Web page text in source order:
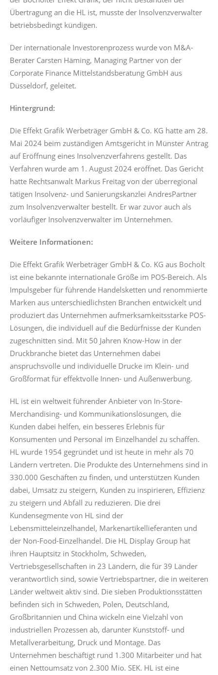
Übertragung an die HL ist, musste der Insolvenzverwalter
betriebsbedingt kündigen.
Der internationale Investorenprozess wurde von M&A-
Berater Carsten Häming, Managing Partner von der
Corporate Finance Mittelstandsberatung GmbH aus
Düsseldorf, geleitet.
Hintergrund:
Die Effekt Grafik Werbeträger GmbH & Co. KG hatte am 28.
Mai 2024 beim zuständigen Amtsgericht in Münster Antrag
auf Eröffnung eines Insolvenzverfahrens gestellt. Das
Verfahren wurde am 1. August 2024 eröffnet. Das Gericht
hatte Rechtsanwalt Markus Freitag von der überregional
tätigen Insolvenz- und Sanierungskanzlei AndresPartner
zum Insolvenzverwalter bestellt. Er war zuvor auch als
vorläufiger Insolvenzverwalter im Unternehmen.
Weitere Informationen:
Die Effekt Grafik Werbeträger GmbH & Co. KG aus Bocholt
ist eine bekannte internationale Größe im POS-Bereich. Als
Impulsgeber für führende Handelsketten und renommierte
Marken aus unterschiedlichsten Branchen entwickelt und
produziert das Unternehmen aufmerksamkeitsstarke POS-
Lösungen, die individuell auf die Bedürfnisse der Kunden
zugeschnitten sind. Mit 50 Jahren Know-How in der
Druckbranche bietet das Unternehmen dabei
anspruchsvolle und individuelle Drucke im Klein- und
Großformat für effektvolle Innen- und Außenwerbung.
HL ist ein weltweit führender Anbieter von In-Store-
Merchandising- und Kommunikationslösungen, die
Kunden dabei helfen, ein besseres Erlebnis für
Konsumenten und Personal im Einzelhandel zu schaffen.
HL wurde 1954 gegründet und ist heute in mehr als 70
Ländern vertreten. Die Produkte des Unternehmens sind in
330.000 Geschäften zu finden, und unterstützen Kunden
dabei, Umsatz zu steigern, Kunden zu inspirieren, Effizienz
zu steigern und Abfall zu reduzieren. Die drei
Kundensegmente von HL sind der
Lebensmitteleinzelhandel, Markenartikellieferanten und
der Non-Food-Einzelhandel. Die HL Display Group hat
ihren Hauptsitz in Stockholm, Schweden,
Vertriebsgesellschaften in 23 Ländern, die für 39 Länder
verantwortlich sind, sowie Vertriebspartner, die in weiteren
Länder weltweit aktiv sind. Die sieben Produktionsstätten
befinden sich in Schweden, Polen, Deutschland,
Großbritannien und China wickeln eine Vielzahl von
industriellen Prozessen ab, darunter Kunststoff- und
Metallverarbeitung, Druck und Montage. Das
Unternehmen beschäftigt rund 1.300 Mitarbeiter und hat
einen Nettoumsatz von 2.300 Mio. SEK. HL ist eine